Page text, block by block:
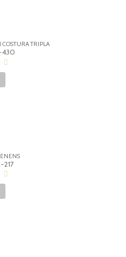
TRIPLA
430
217